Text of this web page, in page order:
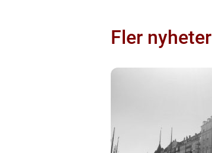
Fler nyheter